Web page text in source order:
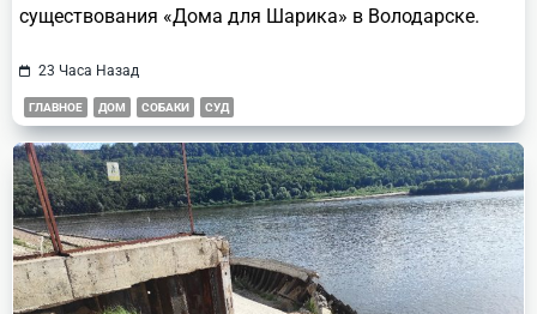
существования «Дома для Шарика» в Володарске.
23 Часа Назад
ГЛАВНОЕ ДОМ СОБАКИ СУД